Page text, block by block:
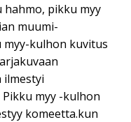
pikku myy
muumi-
myy-kulhon kuvitus
myy -kulhon
komeetta.kun